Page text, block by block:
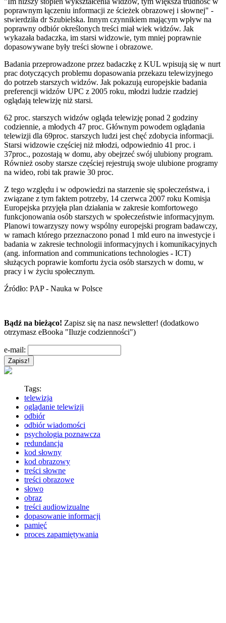
poprawnym łączeniu informacji ze ścieżek obrazowej i słownej" -
stwierdziła dr Szubielska. Innym czynnikiem mającym wpływ na
poprawny odbiór określonych treści miał wiek widzów. Jak
wykazała badaczka, im starsi widzowie, tym mniej poprawnie
dopasowywane były treści słowne i obrazowe.
Badania przeprowadzone przez badaczkę z KUL wpisują się w nurt
prac dotyczących problemu dopasowania przekazu telewizyjnego
do potrzeb starszych widzów. Jak pokazują europejskie badania
preferencji widzów UPC z 2005 roku, młodzi ludzie rzadziej
oglądają telewizję niż starsi.
62 proc. starszych widzów ogląda telewizję ponad 2 godziny
codziennie, a młodych 47 proc. Głównym powodem oglądania
telewizji dla 69proc. starszych ludzi jest chęć zdobycia informacji.
Starsi widzowie częściej niż młodzi, odpowiednio 41 proc. i
37proc., pozostają w domu, aby obejrzeć swój ulubiony program.
Również osoby starsze częściej rejestrują swoje ulubione programy
na wideo, robi tak prawie 30 proc.
Z tego względu i w odpowiedzi na starzenie się społeczeństwa, i
związane z tym faktem potrzeby, 14 czerwca 2007 roku Komisja
Europejska przyjęła plan działania w zakresie komfortowego
funkcjonowania osób starszych w społeczeństwie informacyjnym.
Planowi towarzyszy nowy wspólny europejski program badawczy,
w ramach którego przeznaczono ponad 1 mld euro na inwestycje i
badania w zakresie technologii informacyjnych i komunikacyjnych
(ang. information and communications technologies - ICT)
służących poprawie komfortu życia osób starszych w domu, w
pracy i w życiu społecznym.
Źródło: PAP - Nauka w Polsce
Bądź na bieżąco! Zapisz się na nasz newsletter! (dodatkowo
otrzymasz eBooka "Iluzje codzienności")
e-mail:
Tags:
telewizja
oglądanie telewizji
odbiór
odbiór wiadomości
psychologia poznawcza
redundancja
kod słowny
kod obrazowy
treści słowne
treści obrazowe
słowo
obraz
treści audiowizualne
dopasowanie informacji
pamięć
proces zapamiętywania